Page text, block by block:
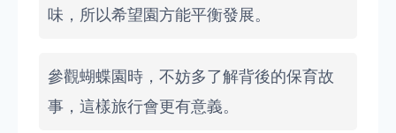
味，所以希望園方能平衡發展。
參觀蝴蝶園時，不妨多了解背後的保育故
事，這樣旅行會更有意義。